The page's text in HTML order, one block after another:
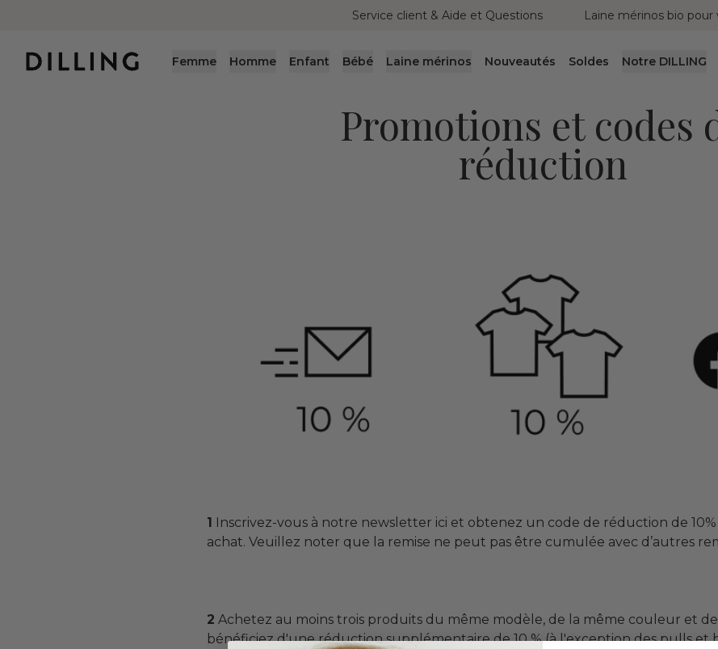
Service client & Aide et Questions Laine mérinos bio
Femme Homme Enfant Bébé Laine mérinos Nouveautés Soldes Notre DILLING
Promotions et codes
réduction
1 Inscrivez-vous à notre newsletter ici et obtenez un code de réduction de
achat. Veuillez noter que la remise ne peut pas être cumulée avec d’autres
2 Achetez au moins trois produits du même modèle, de la même couleur et
bénéficiez d'une réduction supplémentaire de 10 % (à l'exception des pulls et